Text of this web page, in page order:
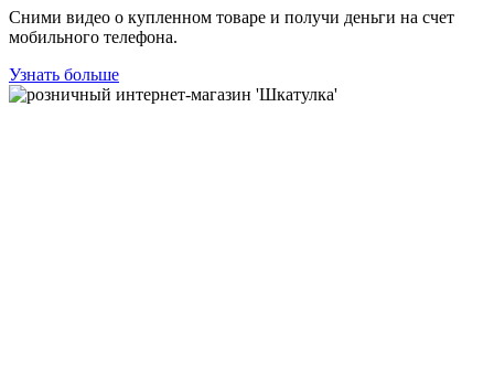
Сними видео о купленном товаре и получи деньги на счет
мобильного телефона.
Узнать больше